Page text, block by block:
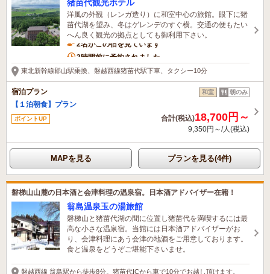
猪苗代観光ホテル
洋風の外観（レンガ造り）に和室中心の旅館。眼下に猪
苗代湖を望み、冬はゲレンデのすぐ横。交通の便もたい
へん良く観光の拠点としても御利用下さい。
2名がこの宿を見ています
3時間前に予約されました
東北新幹線郡山駅乗換、磐越西線猪苗代駅下車、タクシー10分
宿泊プラン 和室 朝のみ
【１泊朝食】プラン
ポイントUP 合計(税込)18,700円～
9,350円～/人(税込)
MAPを見る プランを見る(4件)
磐梯山山麓の日本酒と会津料理の温泉宿。日本酒アドバイザー在籍！
翁島温泉玉の湯旅館
磐梯山と猪苗代湖の間に位置し猪苗代を満喫するには最
高な小さな温泉宿。当館には日本酒アドバイザーがお
り、会津料理にあう会津の地酒をご用意しております。
食と温泉をどうぞご堪能下さいませ。
磐越西線 翁島駅から徒歩8分。猪苗代ICから車で10分でお越し頂けます。